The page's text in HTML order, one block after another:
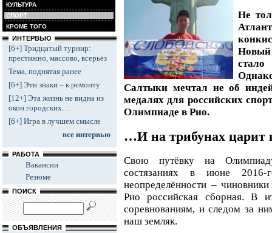
КУЛЬТУРА
СПОРТ
КРОМЕ ТОГО
ИНТЕРВЬЮ
[6+] Тридцатый турнир:
престижно, массово, всерьёз
Тема, поднятая ранее
[6+] Эти знаки – к ремонту
[12+] Эта жизнь не видна из
окон городских…
[6+] Игра в лучшем смысле
все интервью
РАБОТА
Вакансии
Резюме
ПОИСК
ОБЪЯВЛЕНИЯ
Не
Новый
Салтыки мечтал не об
медалях для российских
Олимпиаде в Рио.
…И на трибунах царит
Свою путёвку на
состязаниях в июне
неопределённости –
Рио российская сборная. В
соревнованиям, и следом за
наш земляк.